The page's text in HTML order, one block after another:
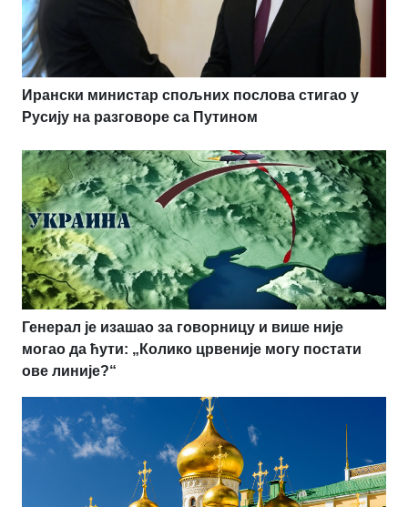
Ирански министар спољних послова стигао у
Русију на разговоре са Путином
Генерал је изашао за говорницу и више није
могао да ћути: „Колико црвеније могу постати
ове линије?“